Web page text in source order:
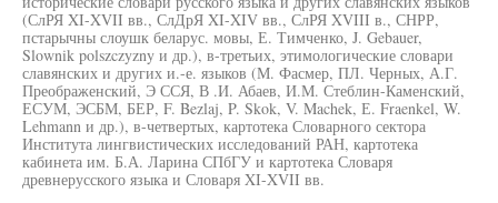
(СлРЯ XI-XVII вв., СлДрЯ XI-XIV вв., СлРЯ XVIII в., СНРР,
пстарычны слоушк беларус. мовы, Е. Тимченко, J. Gebauer,
Slownik polszczyzny и др.), в-третьих, этимологические словари
славянских и других и.-е. языков (М. Фасмер, ПЛ. Черных, А.Г.
Преображенский, Э ССЯ, В .И. Абаев, И.М. Стеблин-Каменский,
ЕСУМ, ЭСБМ, БЕР, F. Bezlaj, P. Skok, V. Machek, Е. Fraenkel, W.
Lehmann и др.), в-четвертых, картотека Словарного сектора
Института лингвистических исследований РАН, картотека
кабинета им. Б.А. Ларина СПбГУ и картотека Словаря
древнерусского языка и Словаря XI-XVII вв.